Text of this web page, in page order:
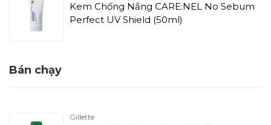
Kem Chống Nắng CARE:NEL No Sebum
Perfect UV Shield (50ml)
Bán chạy
Gillette